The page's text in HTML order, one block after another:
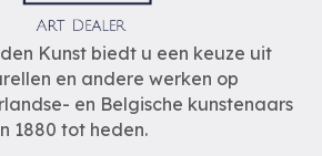
Kunst biedt u een keuze uit
en andere werken op
en Belgische kunstenaars
1880 tot heden.